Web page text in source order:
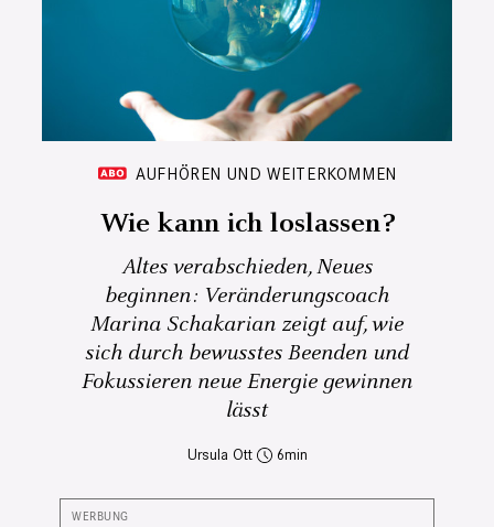
AUFHÖREN UND WEITERKOMMEN
Wie kann ich loslassen?
Altes verabschieden, Neues
beginnen: Veränderungscoach
Marina Schakarian zeigt auf, wie
sich durch bewusstes Beenden und
Fokussieren neue Energie gewinnen
lässt
Ursula Ott 6